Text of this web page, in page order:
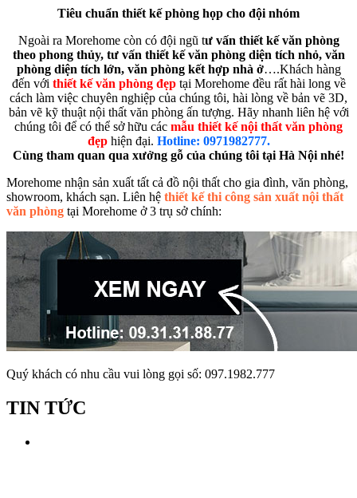
Tiêu chuẩn thiết kế phòng họp cho đội nhóm
Ngoài ra Morehome còn có đội ngũ tư vấn thiết kế văn phòng
theo phong thủy, tư vấn thiết kế văn phòng diện tích nhỏ, văn
phòng diện tích lớn, văn phòng kết hợp nhà ở….Khách hàng
đến với thiết kế văn phòng đẹptại Morehome đều rất hài long về
cách làm việc chuyên nghiệp của chúng tôi, hài lòng về bản vẽ 3D,
bản vẽ kỹ thuật nội thất văn phòng ấn tượng. Hãy nhanh liên hệ với
chúng tôi để có thể sở hữu các mẫu thiết kế nội thất văn phòng
đẹp hiện đại. Hotline: 0971982777.
Cùng tham quan qua xưởng gỗ của chúng tôi tại Hà Nội nhé!
Morehome nhận sản xuất tất cả đồ nội thất cho gia đình, văn phòng,
showroom, khách sạn. Liên hệ thiết kế thi công sản xuất nội thất
văn phòng tại Morehome ở 3 trụ sở chính:
Quý khách có nhu cầu vui lòng gọi số: 097.1982.777
TIN TỨC